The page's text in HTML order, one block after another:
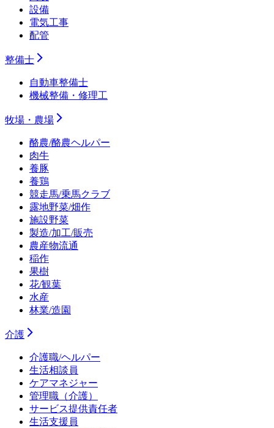
設備
電気工事
配管
整備士
自動車整備士
機械整備・修理工
牧場・農場
酪農/酪農ヘルパー
肉牛
養豚
養鶏
競走馬/乗馬クラブ
露地野菜/畑作
施設野菜
製造/加工/販売
農産物流通
稲作
果樹
花/観葉
水産
林業/造園
介護
介護職/ヘルパー
生活相談員
ケアマネジャー
管理職（介護）
サービス提供責任者
生活支援員